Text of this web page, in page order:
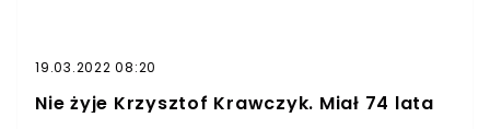
19.03.2022 08:20
Nie żyje Krzysztof Krawczyk. Miał 74 lata